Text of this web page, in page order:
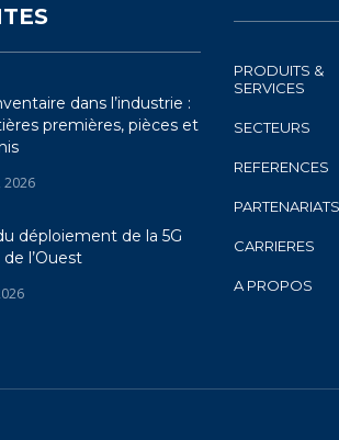
dans l’industrie :
premières, pièces et
2026
déploiement de la 5G
l’Ouest
PRODUITS &
SERVICES
SECTEURS
REFERENCES
PARTENARIATS
CARRIERES
A PROPOS